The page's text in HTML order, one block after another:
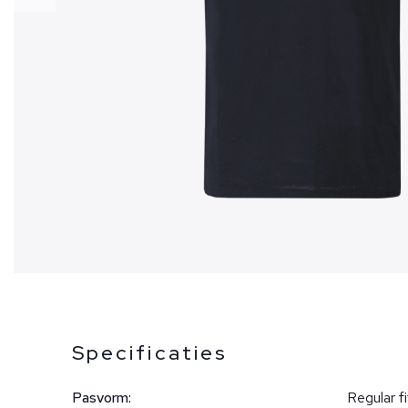
Specificaties
Pasvorm: Regular